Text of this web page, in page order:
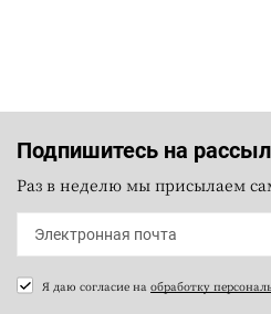
Подпишитесь на
Раз в неделю мы присылаем
Я даю согласие на обработку